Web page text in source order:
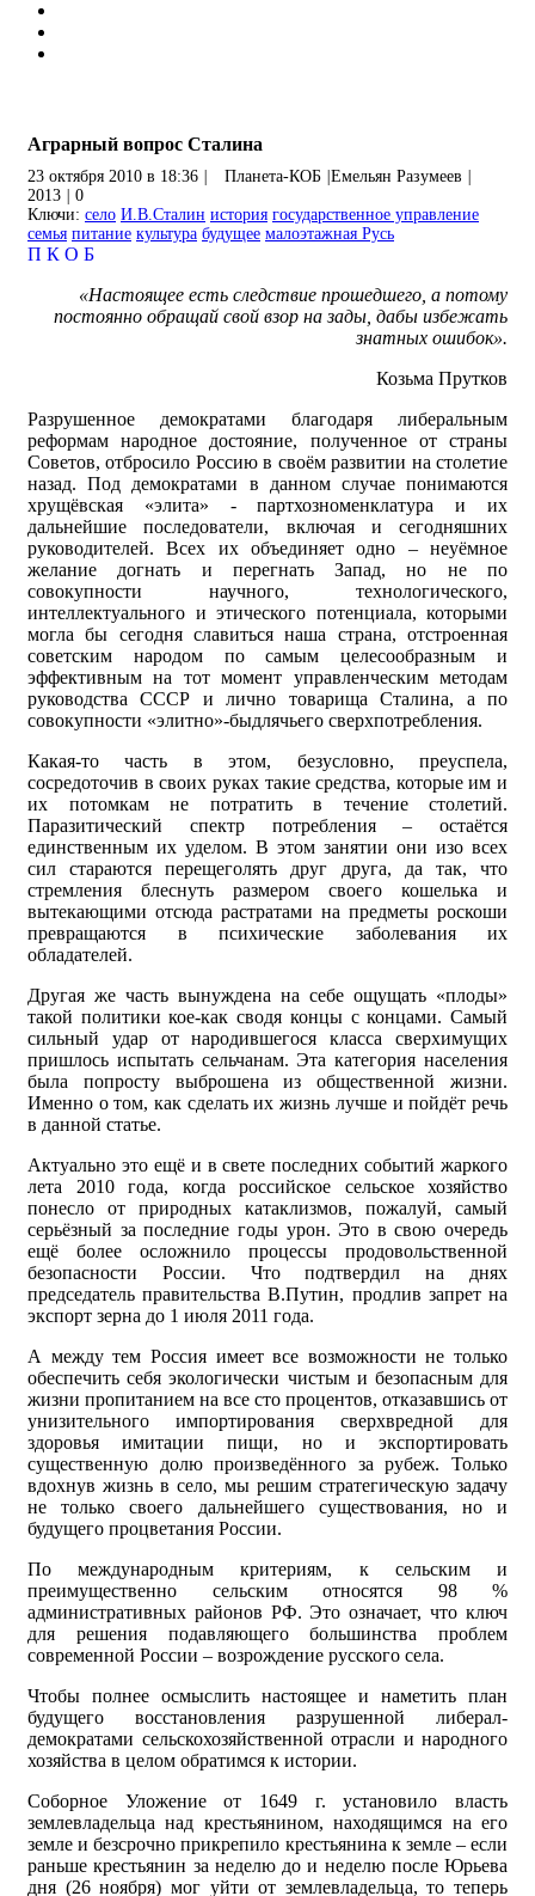
Аграрный вопрос Сталина
23 октября 2010 в 18:36 Планета-КОБ Емельян Разумеев
2013
0
Ключи: село И.В.Сталин история государственное управление
семья питание культура будущее малоэтажная Русь
П К О Б
«Настоящее есть следствие прошедшего, а потому
постоянно обращай свой взор на зады, дабы избежать
знатных ошибок».
Козьма Прутков
Разрушенное демократами благодаря либеральным
реформам народное достояние, полученное от страны
Советов, отбросило Россию в своём развитии на столетие
назад. Под демократами в данном случае понимаются
хрущёвская «элита» - партхозноменклатура и их
дальнейшие последователи, включая и сегодняшних
руководителей. Всех их объединяет одно – неуёмное
желание догнать и перегнать Запад, но не по
совокупности научного, технологического,
интеллектуального и этического потенциала, которыми
могла бы сегодня славиться наша страна, отстроенная
советским народом по самым целесообразным и
эффективным на тот момент управленческим методам
руководства СССР и лично товарища Сталина, а по
совокупности «элитно»-быдлячьего сверхпотребления.
Какая-то часть в этом, безусловно, преуспела,
сосредоточив в своих руках такие средства, которые им и
их потомкам не потратить в течение столетий.
Паразитический спектр потребления – остаётся
единственным их уделом. В этом занятии они изо всех
сил стараются перещеголять друг друга, да так, что
стремления блеснуть размером своего кошелька и
вытекающими отсюда растратами на предметы роскоши
превращаются в психические заболевания их
обладателей.
Другая же часть вынуждена на себе ощущать «плоды»
такой политики кое-как сводя концы с концами. Самый
сильный удар от народившегося класса сверхимущих
пришлось испытать сельчанам. Эта категория населения
была попросту выброшена из общественной жизни.
Именно о том, как сделать их жизнь лучше и пойдёт речь
в данной статье.
Актуально это ещё и в свете последних событий жаркого
лета 2010 года, когда российское сельское хозяйство
понесло от природных катаклизмов, пожалуй, самый
серьёзный за последние годы урон. Это в свою очередь
ещё более осложнило процессы продовольственной
безопасности России. Что подтвердил на днях
председатель правительства В.Путин, продлив запрет на
экспорт зерна до 1 июля 2011 года.
А между тем Россия имеет все возможности не только
обеспечить себя экологически чистым и безопасным для
жизни пропитанием на все сто процентов, отказавшись от
унизительного импортирования сверхвредной для
здоровья имитации пищи, но и экспортировать
существенную долю произведённого за рубеж. Только
вдохнув жизнь в село, мы решим стратегическую задачу
не только своего дальнейшего существования, но и
будущего процветания России.
По международным критериям, к сельским и
преимущественно сельским относятся 98 %
административных районов РФ. Это означает, что ключ
для решения подавляющего большинства проблем
современной России – возрождение русского села.
Чтобы полнее осмыслить настоящее и наметить план
будущего восстановления разрушенной либерал-
демократами сельскохозяйственной отрасли и народного
хозяйства в целом обратимся к истории.
Соборное Уложение от 1649 г. установило власть
землевладельца над крестьянином, находящимся на его
земле и безсрочно прикрепило крестьянина к земле – если
раньше крестьянин за неделю до и неделю после Юрьева
дня (26 ноября) мог уйти от землевладельца, то теперь